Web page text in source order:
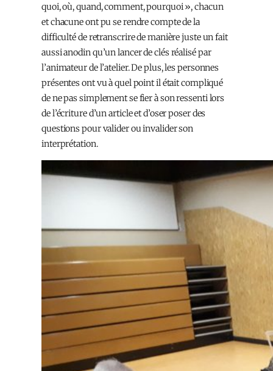
quoi, où, quand, comment, pourquoi », chacun
et chacune ont pu se rendre compte de la
difficulté de retranscrire de manière juste un fait
aussi anodin qu’un lancer de clés réalisé par
l’animateur de l’atelier. De plus, les personnes
présentes ont vu à quel point il était compliqué
de ne pas simplement se fier à son ressenti lors
de l’écriture d’un article et d’oser poser des
questions pour valider ou invalider son
interprétation.